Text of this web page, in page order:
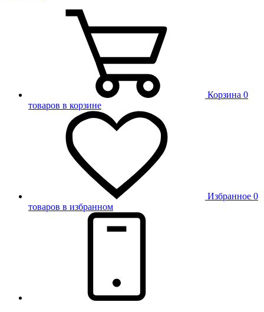
Корзина 0
товаров в корзине
Избранное 0
товаров в избранном